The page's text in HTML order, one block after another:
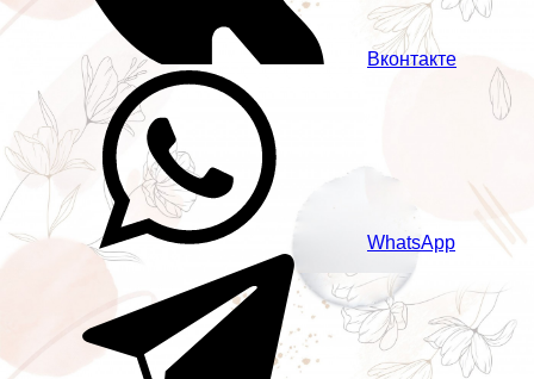
Вконтакте
WhatsApp